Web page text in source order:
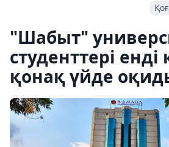
"Шабыт"
студенттері
қонақ үйде